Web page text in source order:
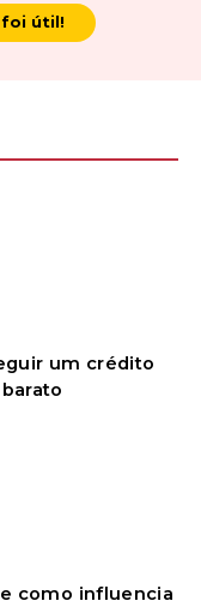
foi útil!
um crédito
como influencia